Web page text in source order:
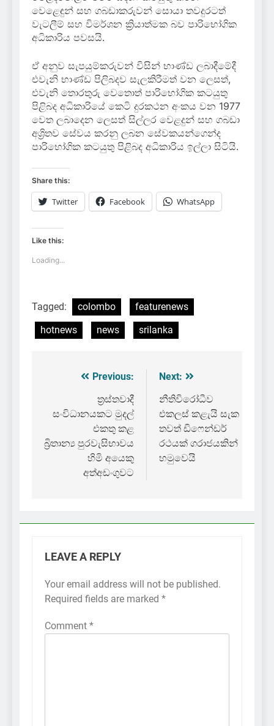
වෙළෙඳුන් සහ ගබඩාකරුවන් සොයා තවදුරටත්
වැටලීම් සහ විමර්ශන ක්‍රියාත්මක බව පාරිභෝගික
අධිකාරිය පවසයි.
ඒ අනුව සැපයුම්කරුවන් විසින් භාණ්ඩ ලබාදීමේදී
එවැනි භාණ්ඩ පිලිබදව සැලකිරීමත් වන ලෙසත්,
එවැනි තොරතුරු වෙතොත් පාරිභෝගික කටයුතු
පිළිබද අධිකාරියේ කෙටි දුරකථන අංකය වන 1977
වෙත ලබාදෙන ලෙසත් සිල්ලර වෙළදුන් සහ ගබඩා
අශ්‍රිතව සේවය කරනු ලබන සේවකයන්ගෙන්ද
පාරිභෝගික කටයුතු පිළිබද අධිකාරිය ඉල්ලා සිටියි.
Share this:
Twitter Facebook WhatsApp
Like this:
Loading...
Tagged: colombo
featurenews
hotnews
news srilanka
navigation
Previous:
ත්‍රස්තවාදී
සංවිධානයකට මුදල්
එකතු කළ
බ්‍රිතාන්‍ය පුරවැසිභාවය
හිමි අයෙකු
අත්අඩංගුවට
Next:
නීතිවිරෝධීව
එකලස් කළැයි සැක
තවත් ඩිෆෙන්ඩර්
රථයක් ගරාජයකින්
හමුවෙයි
LEAVE A REPLY
Your email address will not be published.
Required fields are marked *
Comment *